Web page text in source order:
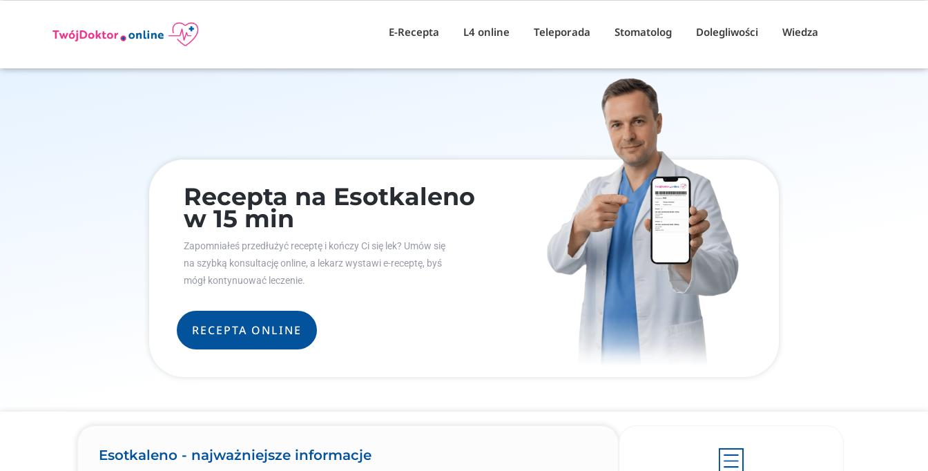
E-Recepta L4 online Teleporada Stomatolog Dolegliwości Wiedza
Recepta na Esotkaleno
w 15 min
Zapomniałeś przedłużyć receptę i kończy Ci się lek? Umów się
na szybką konsultację online, a lekarz wystawi e-receptę, byś
mógł kontynuować leczenie.
RECEPTA ONLINE
Esotkaleno - najważniejsze informacje